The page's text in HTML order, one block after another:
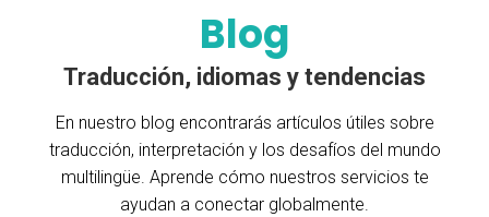
Blog
Traducción, idiomas y tendencias
En nuestro blog encontrarás artículos útiles sobre
traducción, interpretación y los desafíos del mundo
multilingüe. Aprende cómo nuestros servicios te
ayudan a conectar globalmente.